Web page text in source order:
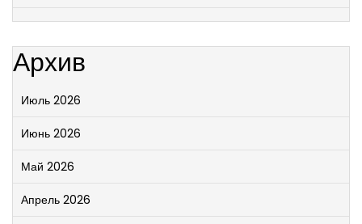
Архив
Июль 2026
Июнь 2026
Май 2026
Апрель 2026